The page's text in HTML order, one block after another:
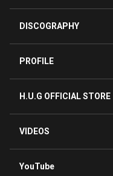
DISCOGRAPHY
PROFILE
H.U.G OFFICIAL STORE
VIDEOS
YouTube